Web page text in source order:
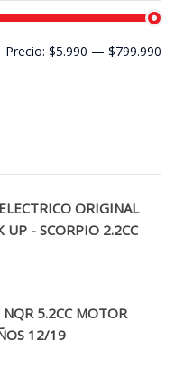
Precio: $5.990 — $799.990
ORIGINAL
UP - SCORPIO 2.2CC
5.2CC MOTOR
12/19